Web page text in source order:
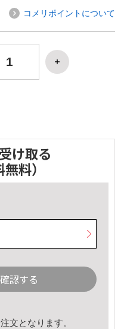
コメリポイントについて
け取る
無料）
認する
文となります。